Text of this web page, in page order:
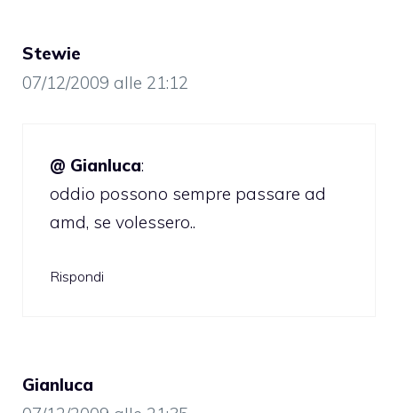
Stewie
07/12/2009 alle 21:12
@ Gianluca:
oddio possono sempre passare ad
amd, se volessero..
Rispondi
Gianluca